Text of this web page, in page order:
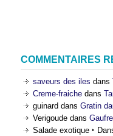
COMMENTAIRES
saveurs des iles dans
Creme-fraiche dans
guinard dans Gratin
Verigoude dans
Salade exotique ‣